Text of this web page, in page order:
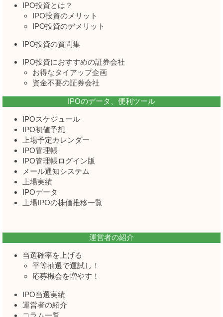
IPO投資とは？
IPO投資のメリット
IPO投資のデメリット
IPO投資の質問集
IPO投資におすすめの証券会社
お得なタイアップ企画
資金不要の証券会社
IPOのデータ、便利ツール
IPOスケジュール
IPO初値予想
上場予定カレンダー
IPO管理帳
IPO管理帳ログイン版
メール通知システム
上場実績
IPOデータ
上場IPOの株価推移一覧
運営者の紹介
当選確率を上げる
平等抽選で運試し！
応募機会を増やす！
IPO当選実績
運営者の紹介
コラム一覧